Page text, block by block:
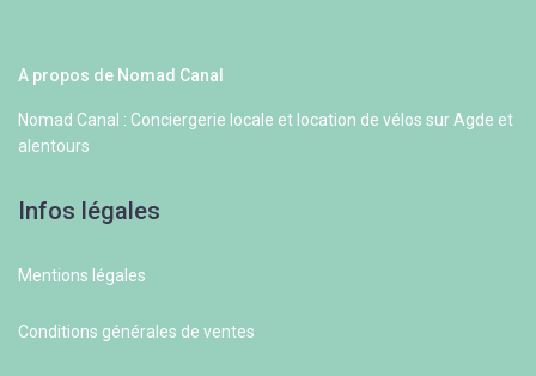
A propos de Nomad Canal
Nomad Canal : Conciergerie locale et location de vélos sur Agde et
alentours
Infos légales
Mentions légales
Conditions générales de ventes